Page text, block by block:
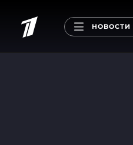
НОВОСТИ